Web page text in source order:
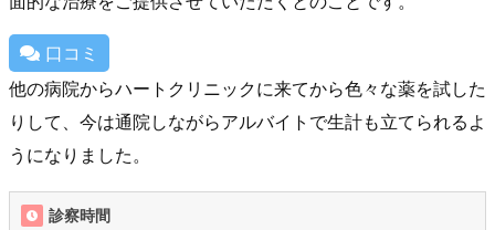
口コミ
他の病院からハートクリニックに来てから色々な薬を試した
りして、今は通院しながらアルバイトで生計も立てられるよ
うになりました。
診察時間